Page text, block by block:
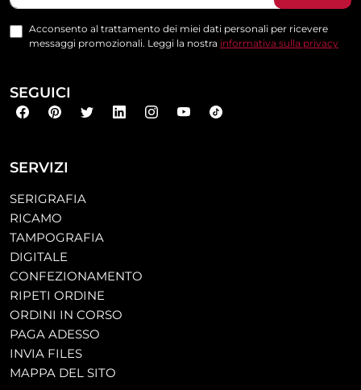
SERVIZI
SERIGRAFIA
RICAMO
TAMPOGRAFIA
DIGITALE
CONFEZIONAMENTO
RIPETI ORDINE
ORDINI IN CORSO
PAGA ADESSO
INVIA FILES
MAPPA DEL SITO
Acconsento al trattamento dei miei dati personali per ricevere
messaggi promozionali. Leggi la nostra informativa sulla privacy
SEGUICI